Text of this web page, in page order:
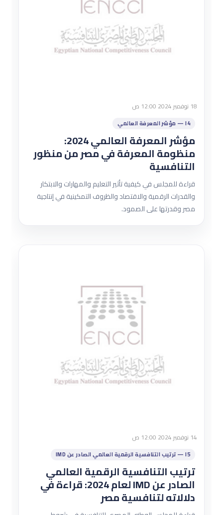
18 نوفمبر 2024 12:00 ص
I4 — مؤشر المعرفة العالمي
مؤشر المعرفة العالمي 2024:
منظومة المعرفة في مصر من منظور
التنافسية
قراءة للمجلس في كيفية تأثير التعليم والمهارات والابتكار
والقدرات الرقمية والاقتصاد والظروف التمكينية في إنتاجية
مصر وقدرتها على الصمود.
14 نوفمبر 2024 12:00 ص
I5 — ترتيب التنافسية الرقمية العالمي الصادر عن IMD
ترتيب التنافسية الرقمية العالمي
الصادر عن IMD لعام 2024: قراءة في
دلالاته لتنافسية مصر